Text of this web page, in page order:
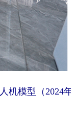
机模型（2024